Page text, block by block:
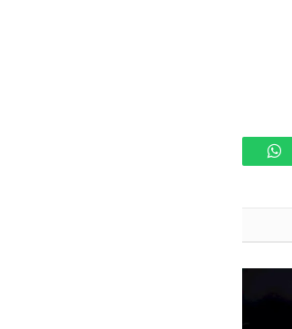
واتساب